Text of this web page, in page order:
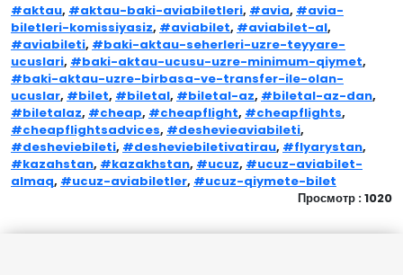
#aktau, #aktau-baki-aviabiletleri, #avia, #avia-
biletleri-komissiyasiz, #aviabilet, #aviabilet-al,
#aviabileti, #baki-aktau-seherleri-uzre-teyyare-
ucuslari, #baki-aktau-ucusu-uzre-minimum-qiymet,
#baki-aktau-uzre-birbasa-ve-transfer-ile-olan-
ucuslar, #bilet, #biletal, #biletal-az, #biletal-az-dan,
#biletalaz, #cheap, #cheapflight, #cheapflights,
#cheapflightsadvices, #deshevieaviabileti,
#desheviebileti, #desheviebiletivatirau, #flyarystan,
#kazahstan, #kazakhstan, #ucuz, #ucuz-aviabilet-
almaq, #ucuz-aviabiletler, #ucuz-qiymete-bilet
Просмотр : 1020